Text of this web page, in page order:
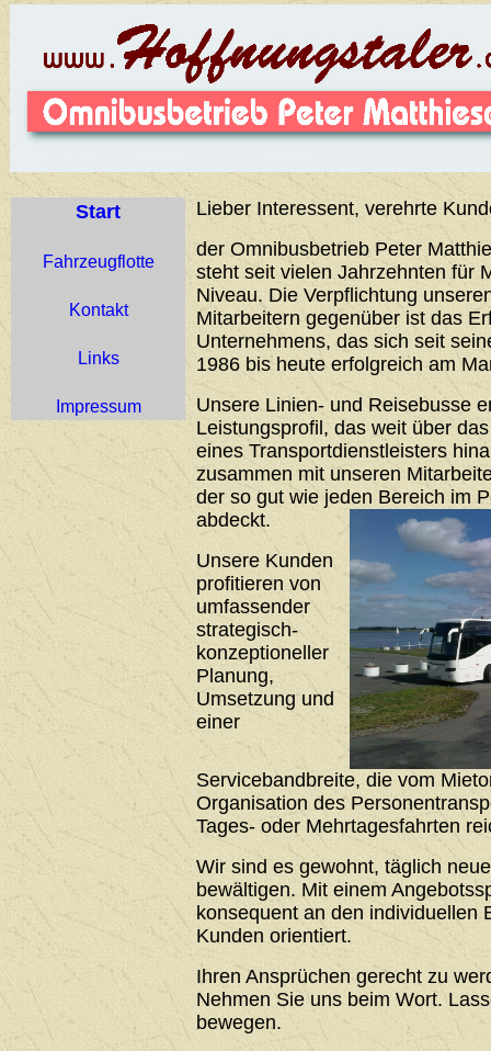
Start
Fahrzeugflotte
Kontakt
Links
Impressum
Lieber Interessent, verehrte
der Omnibusbetrieb Peter
steht seit vielen Jahrzehnten für
Niveau. Die Verpflichtung
Mitarbeitern gegenüber ist das
Unternehmens, das sich seit
1986 bis heute erfolgreich am
Unsere Linien- und Reisebusse
Leistungsprofil, das weit über
eines Transportdienstleisters
zusammen mit unseren
der so gut wie jeden Bereich im
abdeckt.
Unsere Kunden
profitieren von
umfassender
strategisch-
konzeptioneller
Planung,
Umsetzung und
einer
Servicebandbreite, die vom
Organisation des
Tages- oder Mehrtagesfahrten
Wir sind es gewohnt, täglich
bewältigen. Mit einem
konsequent an den individuellen
Kunden orientiert.
Ihren Ansprüchen gerecht zu
Nehmen Sie uns beim Wort.
bewegen.